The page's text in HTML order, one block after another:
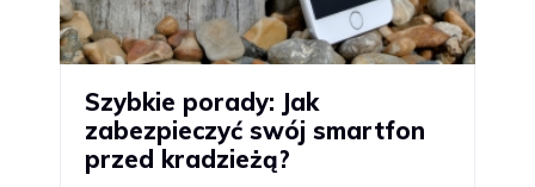
Szybkie porady: Jak
zabezpieczyć swój smartfon
przed kradzieżą?